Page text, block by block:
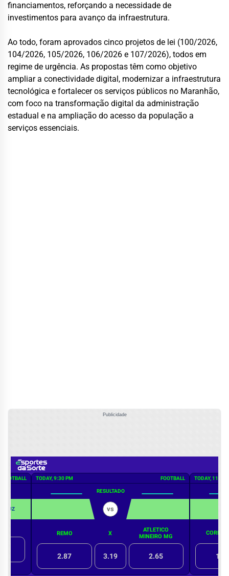
financiamentos, reforçando a necessidade de
investimentos para avanço da infraestrutura.
Ao todo, foram aprovados cinco projetos de lei (100/2026,
104/2026, 105/2026, 106/2026 e 107/2026), todos em
regime de urgência. As propostas têm como objetivo
ampliar a conectividade digital, modernizar a infraestrutura
tecnológica e fortalecer os serviços públicos no Maranhão,
com foco na transformação digital da administração
estadual e na ampliação do acesso da população a
serviços essenciais.
Publicidade